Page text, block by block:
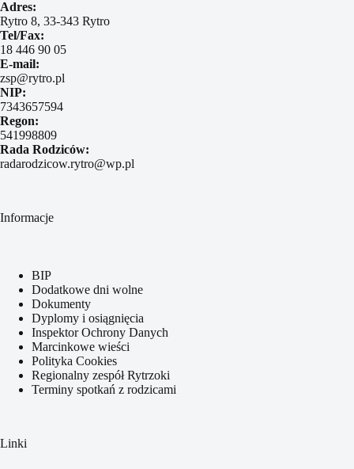
Adres:
Rytro 8, 33-343 Rytro
Tel/Fax:
18 446 90 05
E-mail:
zsp@rytro.pl
NIP:
7343657594
Regon:
541998809
Rada Rodziców:
radarodzicow.rytro@wp.pl
Informacje
BIP
Dodatkowe dni wolne
Dokumenty
Dyplomy i osiągnięcia
Inspektor Ochrony Danych
Marcinkowe wieści
Polityka Cookies
Regionalny zespół Rytrzoki
Terminy spotkań z rodzicami
Linki